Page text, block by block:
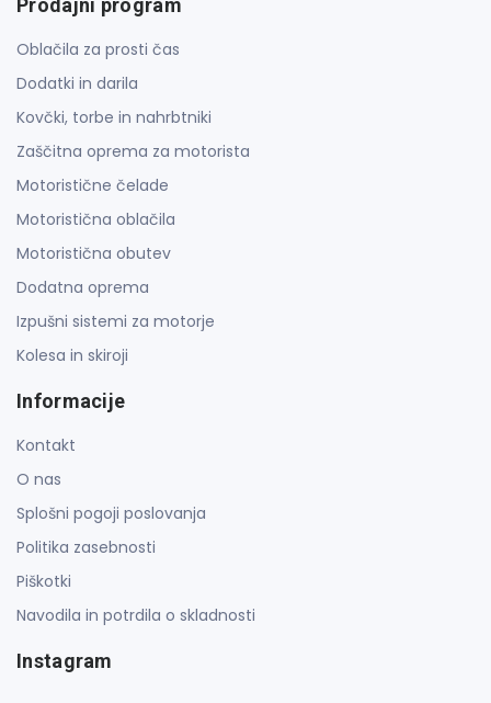
Oblačila za prosti čas
Dodatki in darila
Kovčki, torbe in nahrbtniki
Zaščitna oprema za motorista
Motoristične čelade
Motoristična oblačila
Motoristična obutev
Dodatna oprema
Izpušni sistemi za motorje
Kolesa in skiroji
Informacije
Kontakt
O nas
Splošni pogoji poslovanja
Politika zasebnosti
Piškotki
Navodila in potrdila o skladnosti
Instagram